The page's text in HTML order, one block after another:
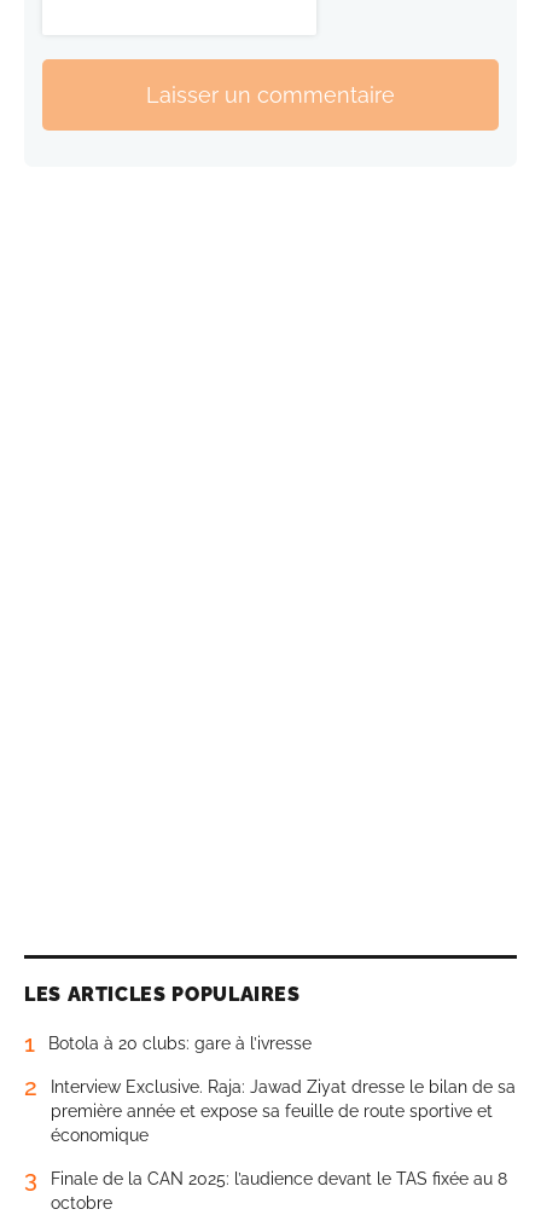
Laisser un commentaire
LES ARTICLES POPULAIRES
1 Botola à 20 clubs: gare à l’ivresse
2
Interview Exclusive. Raja: Jawad Ziyat dresse le bilan de sa
première année et expose sa feuille de route sportive et
économique
3
Finale de la CAN 2025: l’audience devant le TAS fixée au 8
octobre